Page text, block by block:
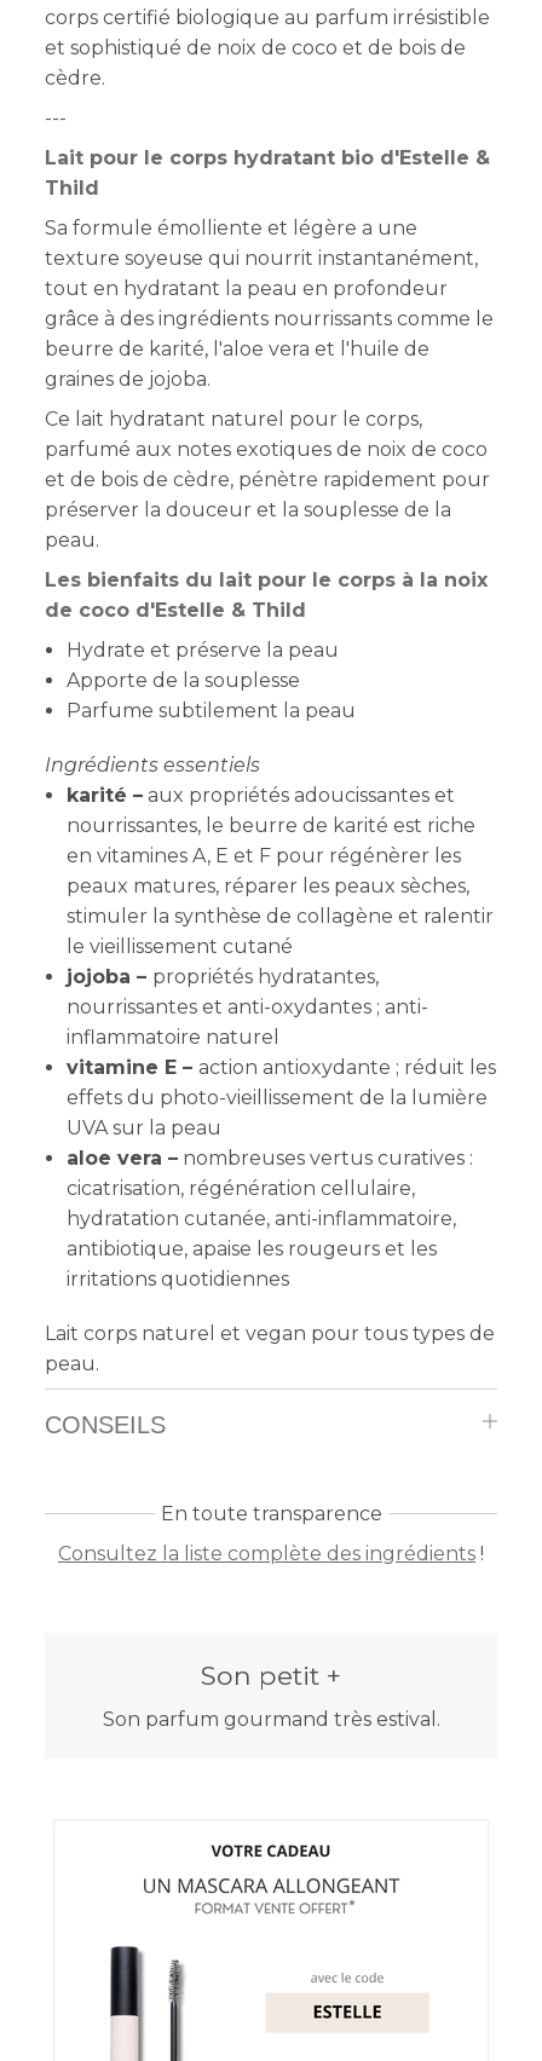
corps certifié biologique au parfum irrésistible
et sophistiqué de noix de coco et de bois de
cèdre.
---
Lait pour le corps hydratant bio d'Estelle &
Thild
Sa formule émolliente et légère a une
texture soyeuse qui nourrit instantanément,
tout en hydratant la peau en profondeur
grâce à des ingrédients nourrissants comme le
beurre de karité, l'aloe vera et l'huile de
graines de jojoba.
Ce lait hydratant naturel pour le corps,
parfumé aux notes exotiques de noix de coco
et de bois de cèdre, pénètre rapidement pour
préserver la douceur et la souplesse de la
peau.
Les bienfaits du lait pour le corps à la noix
de coco d'Estelle & Thild
Hydrate et préserve la peau
Apporte de la souplesse
Parfume subtilement la peau
Ingrédients essentiels
karité – aux propriétés adoucissantes et
nourrissantes, le beurre de karité est riche
en vitamines A, E et F pour régénèrer les
peaux matures, réparer les peaux sèches,
stimuler la synthèse de collagène et ralentir
le vieillissement cutané
jojoba – propriétés hydratantes,
nourrissantes et anti-oxydantes ; anti-
inflammatoire naturel
vitamine E – action antioxydante ; réduit les
effets du photo-vieillissement de la lumière
UVA sur la peau
aloe vera – nombreuses vertus curatives :
cicatrisation, régénération cellulaire,
hydratation cutanée, anti-inflammatoire,
antibiotique, apaise les rougeurs et les
irritations quotidiennes
Lait corps naturel et vegan pour tous types de
peau.
CONSEILS
En toute transparence
Consultez la liste complète des ingrédients !
Son petit +
Son parfum gourmand très estival.